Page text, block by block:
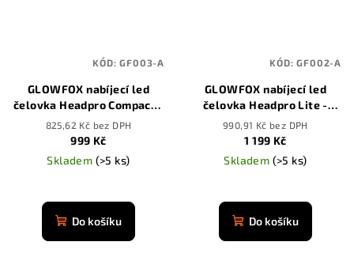
GLOWFOX nabíjecí led
čelovka Headpro Compact -
3500 mAh
825,62 Kč bez DPH
999 Kč
Skladem (>5 ks)
hodnocení
produktu
Do košíku
KÓD:GF003-A
GLOWFOX nabíjecí led
čelovka Headpro Lite -
3500 mAh
990,91 Kč bez DPH
1 199 Kč
Skladem (>5 ks)
hodnocení
produktu
Do košíku
KÓD:GF002-A